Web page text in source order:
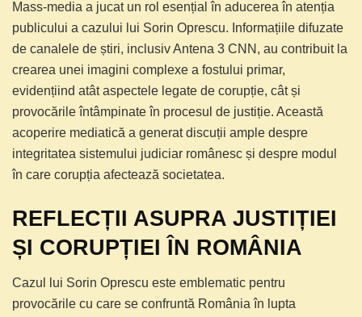
Mass-media a jucat un rol esențial în aducerea în atenția
publicului a cazului lui Sorin Oprescu. Informațiile difuzate
de canalele de știri, inclusiv Antena 3 CNN, au contribuit la
crearea unei imagini complexe a fostului primar,
evidențiind atât aspectele legate de corupție, cât și
provocările întâmpinate în procesul de justiție. Această
acoperire mediatică a generat discuții ample despre
integritatea sistemului judiciar românesc și despre modul
în care corupția afectează societatea.
REFLECȚII ASUPRA JUSTIȚIEI
ȘI CORUPȚIEI ÎN ROMÂNIA
Cazul lui Sorin Oprescu este emblematic pentru
provocările cu care se confruntă România în lupta